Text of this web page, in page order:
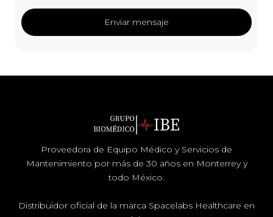
Proveedora de Equipo Médico y Servicios de
Mantenimiento por más de 30 años en Monterrey y
todo México.
Distribuidor oficial de la marca Spacelabs Healthcare en